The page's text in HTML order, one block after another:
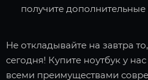
получите
Не откладывайте на завтра
сегодня! Купите ноутбук у
всеми преимуществами